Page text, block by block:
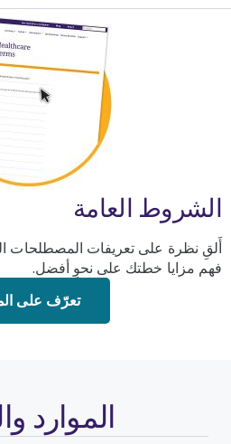
الشروط العامة
أَلقِ نظرة على تعريفات المصطلحات
فهم مزايا خطتك على نحوٍ أفضل.
تعرّف على
الموارد